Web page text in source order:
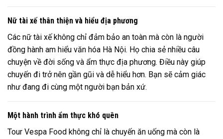
Nữ tài xế thân thiện và hiểu địa phương
Các nữ tài xế không chỉ đảm bảo an toàn mà còn là người
đồng hành am hiểu văn hóa Hà Nội. Họ chia sẻ nhiều câu
chuyện về đời sống và ẩm thực địa phương. Điều này giúp
chuyến đi trở nên gần gũi và dễ hiểu hơn. Bạn sẽ cảm giác
như đang đi cùng một người bạn bản xứ.
Một hành trình ẩm thực khó quên
Tour Vespa Food không chỉ là chuyến ăn uống mà còn là